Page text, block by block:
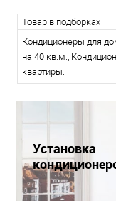
Товар в подборках
Кондиционеры для
на 40 кв.м.,
квартиры.
Установка
Краснодаре